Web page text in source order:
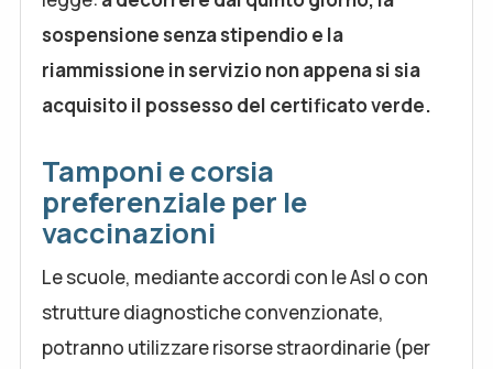
sospensione senza stipendio e la
riammissione in servizio non appena si sia
acquisito il possesso del certificato verde.
Tamponi e corsia
preferenziale per le
vaccinazioni
Le scuole, mediante accordi con le Asl o con
strutture diagnostiche convenzionate,
potranno utilizzare risorse straordinarie (per